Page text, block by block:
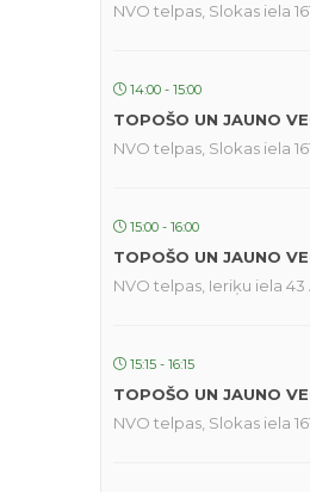
NVO telpas, Slokas iela
14:00 - 15:00
TOPOŠO UN JAUNO
NVO telpas, Slokas iela
15:00 - 16:00
TOPOŠO UN JAUNO
NVO telpas, Ieriķu iela 43
15:15 - 16:15
TOPOŠO UN JAUNO
NVO telpas, Slokas iela